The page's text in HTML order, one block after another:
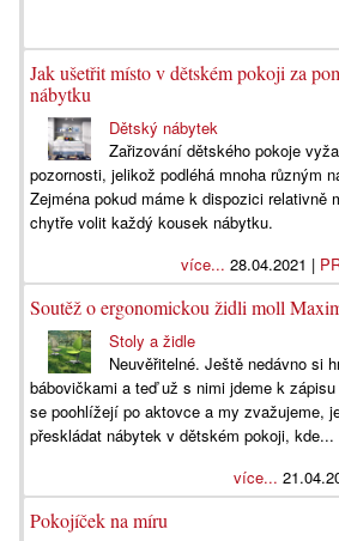
Jak ušetřit místo v dětském pokoji za
nábytku
Dětský nábytek
Zařizování dětského pokoje
pozornosti, jelikož podléhá mnoha různým
Zejména pokud máme k dispozici relativně
chytře volit každý kousek nábytku.
více... 28.04.2021 |
Soutěž o ergonomickou židli moll
Stoly a židle
Neuvěřitelné. Ještě nedávno si
bábovičkami a teď už s nimi jdeme k
se poohlížejí po aktovce a my zvažujeme,
přeskládat nábytek v dětském pokoji, kde...
více...
Pokojíček na míru